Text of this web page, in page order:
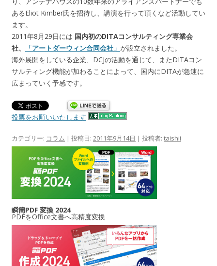
あるEliot Kimber氏を招待し、講演を行って頂くなど活動してい
ます。
2011年8月29日には 国内初のDITAコンサルティング専業会
社、
「アートダーウィン合同会社」 が設立されました。
海外展開をしている企業、DCJの活動を通じて、またDITAコン
サルティング機能が加わることによって、国内にDITAが急速に
広まっていく予感です。
投票をお願いいたします
カテゴリー: コラム | 投稿日: 2011年9月14日 | 投稿者: taishii
瞬簡PDF 変換 2024
PDFをOffice文書へ高精度変換